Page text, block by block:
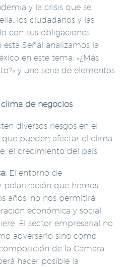
y la crisis que se
los ciudadanos y las
con sus obligaciones
Señal analizamos la
en este tema: «¿Más
y una serie de elementos
de negocios
diversos riesgos en el
pueden afectar el clima
el crecimiento del país:
El entorno de
polarización que hemos
años, no nos permitirá
económica y social
El sector empresarial no
adversario sino como
de la Cámara
hacer posible la